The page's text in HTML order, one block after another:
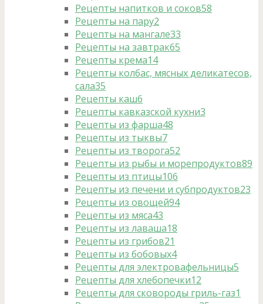
Рецепты напитков и соков58
Рецепты на пару2
Рецепты на мангале33
Рецепты на завтрак65
Рецепты крема14
Рецепты колбас, мясных деликатесов,
сала35
Рецепты каш6
Рецепты кавказской кухни3
Рецепты из фарша48
Рецепты из тыквы7
Рецепты из творога52
Рецепты из рыбы и морепродуктов89
Рецепты из птицы106
Рецепты из печени и субпродуктов23
Рецепты из овощей94
Рецепты из мяса43
Рецепты из лаваша18
Рецепты из грибов21
Рецепты из бобовых4
Рецепты для электровафельницы5
Рецепты для хлебопечки12
Рецепты для сковороды гриль-газ1